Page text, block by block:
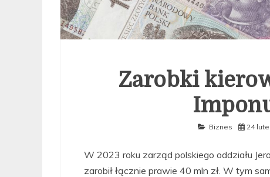
Zarobki
Biznes 24
W 2023 roku zarząd polskiego oddziału
zarobił łącznie prawie 40 mln zł. W tym